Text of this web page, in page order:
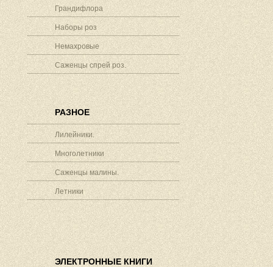
Грандифлора
Наборы роз
Немахровые
Саженцы спрей роз.
РАЗНОЕ
Лилейники.
Многолетники
Саженцы малины.
Летники
ЭЛЕКТРОННЫЕ КНИГИ